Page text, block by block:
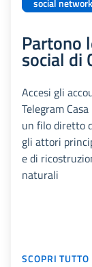
social network
Partono
social di
Accesi gli
Telegram
un filo diretto
gli attori
e di
naturali
SCOPRI TUTTO